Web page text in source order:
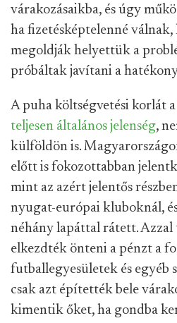
várakozásaikba, és úgy
ha fizetésképtelenné válnak,
megoldják helyettük a
próbáltak javítani a
A puha költségvetési korlát a
teljesen általános jelenség,
külföldön is.
előtt is fokozottabban
mint az azért jelentős
nyugat-európai kluboknál,
néhány lapáttal rátett. Azzal
elkezdték önteni a pénzt a
futballegyesületek és egyéb
csak azt építették bele
kimentik őket, ha gondba